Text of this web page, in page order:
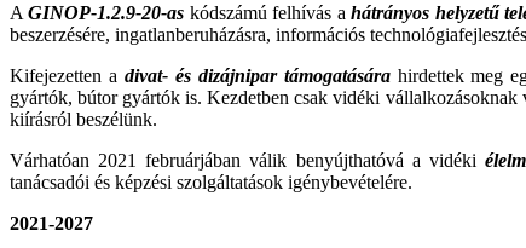
AGINOP-1.2.9-20-as kódszámú felhívás ahátrányos helyzetű
beszerzésére, ingatlanberuházásra, információs
Kifejezetten a divat- és dizájnipar támogatásárahirdettek meg
gyártók, bútor gyártók is. Kezdetben csak vidéki
kiírásról beszélünk.
Várhatóan 2021 februárjában válik benyújthatóvá a vidéki
tanácsadói és képzési szolgáltatások igénybevételére.
2021-2027